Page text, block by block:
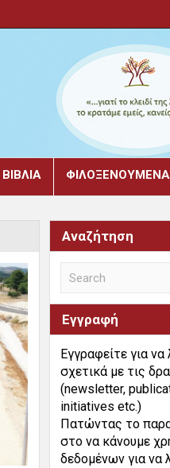
ΒΙΒΛΙΑ ΦΙΛΟΞΕΝΟΎΜΕΝΑ
Αναζήτηση
Εγγραφή
Εγγραφείτε για
σχετικά με τις
(newsletter,
initiatives etc.)
Πατώντας το
στο να κάνουμε
δεδομένων για να